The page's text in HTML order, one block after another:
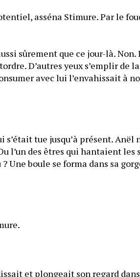
asséna Stimure. Par le
sûrement que ce jour-là. Non.
D’autres yeux s’emplir de
tue jusqu’à présent. Anël
l’un des êtres qui hantaient les
Une boule se forma dans sa
et plongeait son regard